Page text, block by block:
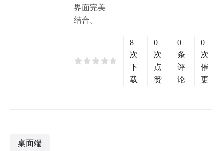
界面完美
结合。
8
次
下
载
0
次
点
赞
0
条
评
论
0
次
催
更
桌面端